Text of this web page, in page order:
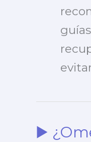
▶️